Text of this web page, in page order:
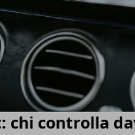
controlla